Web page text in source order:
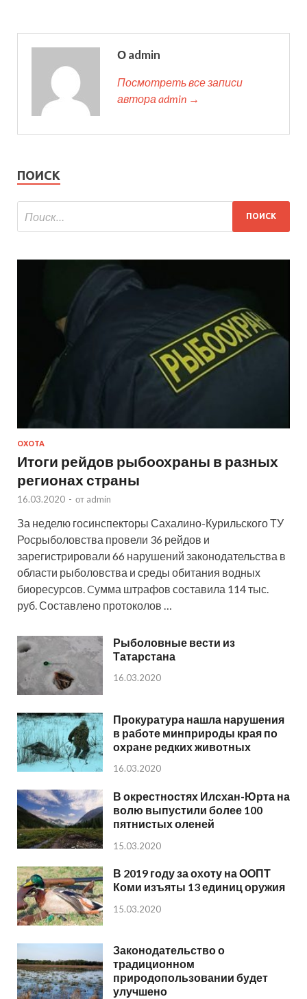
О admin
Посмотреть все записи
автора admin →
ПОИСК
ОХОТА
Итоги рейдов рыбоохраны в разных
регионах страны
16.03.2020 - от admin
За неделю госинспекторы Сахалино-Курильского ТУ
Росрыболовства провели 36 рейдов и
зарегистрировали 66 нарушений законодательства в
области рыболовства и среды обитания водных
биоресурсов. Cумма штрафов составила 114 тыс.
руб. Составлено протоколов …
Рыболовные вести из
Татарстана
16.03.2020
Прокуратура нашла нарушения
в работе минприроды края по
охране редких животных
16.03.2020
В окрестностях Илсхан-Юрта на
волю выпустили более 100
пятнистых оленей
15.03.2020
В 2019 году за охоту на ООПТ
Коми изъяты 13 единиц оружия
15.03.2020
Законодательство о
традиционном
природопользовании будет
улучшено